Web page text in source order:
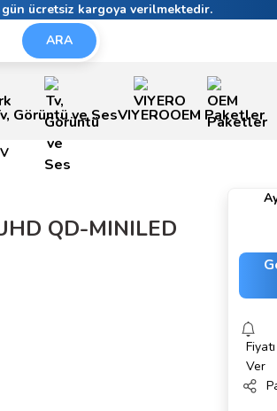
ücretsiz kargoya verilmektedir.
ARA
Görüntü ve SesVIYEROOEM Paketler
QD-MINILED
Ver